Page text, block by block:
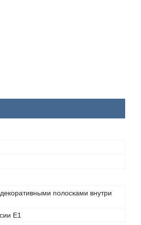
полосками внутри
Е1